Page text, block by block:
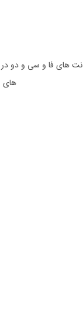
نت های فا و سی و دو در
های